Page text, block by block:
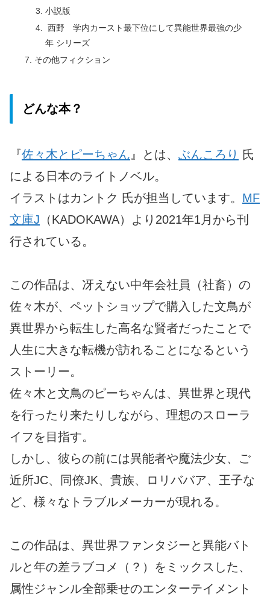
小説版
西野 学内カースト最下位にして異能世界最強の少
年 シリーズ
その他フィクション
どんな本？
『佐々木とピーちゃん 』とは、 ぶんころり 氏
による日本のライトノベル。
イラストはカントク 氏が担当しています。 MF
文庫J （KADOKAWA）より2021年1月から刊
行されている。
この作品は、冴えない中年会社員（社畜）の
佐々木が、ペットショップで購入した文鳥が
異世界から転生した高名な賢者だったことで
人生に大きな転機が訪れることになるという
ストーリー。
佐々木と文鳥のピーちゃんは、異世界と現代
を行ったり来たりしながら、理想のスローラ
イフを目指す。
しかし、彼らの前には異能者や魔法少女、ご
近所JC、同僚JK、貴族、ロリババア、王子な
ど、様々なトラブルメーカーが現れる。
この作品は、異世界ファンタジーと異能バト
ルと年の差ラブコメ（？）をミックスした、
属性ジャンル全部乗せのエンターテイメント